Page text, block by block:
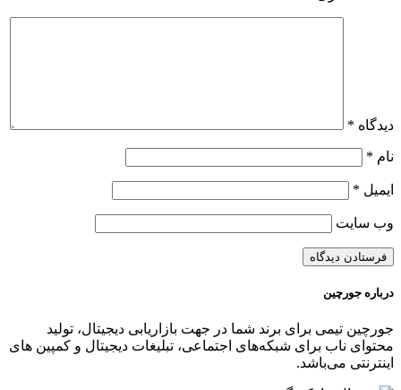
دیدگاه *
نام *
ایمیل *
وب‌ سایت
درباره جورچین
جورچین تیمی برای برند شما در جهت بازاریابی دیجیتال، تولید
محتوای ناب برای شبکه‌های اجتماعی، تبلیغات دیجیتال و کمپین های
اینترنتی می‌باشد.